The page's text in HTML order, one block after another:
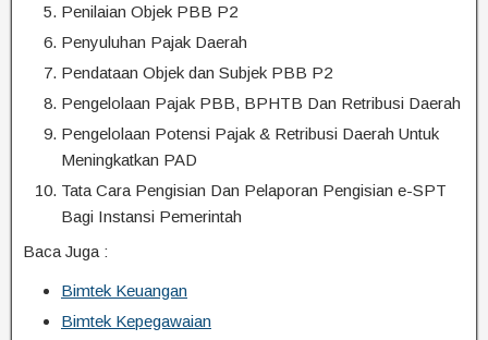
Penilaian Objek PBB P2
Penyuluhan Pajak Daerah
Pendataan Objek dan Subjek PBB P2
Pengelolaan Pajak PBB, BPHTB Dan Retribusi Daerah
Pengelolaan Potensi Pajak & Retribusi Daerah Untuk
Meningkatkan PAD
Tata Cara Pengisian Dan Pelaporan Pengisian e-SPT
Bagi Instansi Pemerintah
Baca Juga :
Bimtek Keuangan
Bimtek Kepegawaian